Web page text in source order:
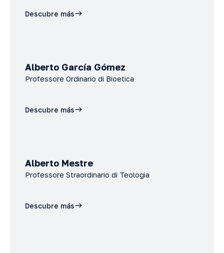
Descubre más
Alberto García Gómez
Professore Ordinario di Bioetica
Descubre más
Alberto Mestre
Professore Straordinario di Teologia
Descubre más